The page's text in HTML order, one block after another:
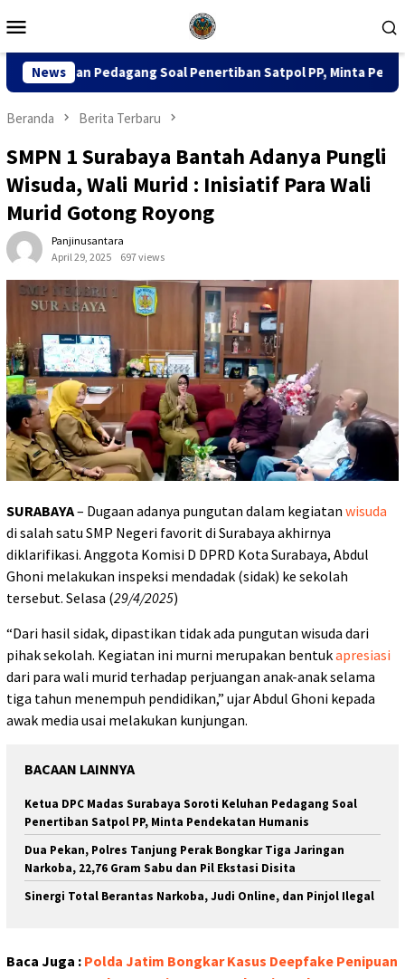
ke
Mobile
News
Soal Penertiban Satpol PP, Minta Pendekatan Humanis
Beranda Berita Terbaru
SMPN 1 Surabaya Bantah Adanya Pungli
Wisuda, Wali Murid : Inisiatif Para Wali
Murid Gotong Royong
Panjinusantara
April 29, 2025
697 views
SURABAYA– Dugaan adanya pungutan dalam kegiatan wisuda
di salah satu SMP Negeri favorit di Surabaya akhirnya
diklarifikasi. Anggota Komisi D DPRD Kota Surabaya, Abdul
Ghoni melakukan inspeksi mendadak (sidak) ke sekolah
tersebut. Selasa (29/4/2025)
“Dari hasil sidak, dipastikan tidak ada pungutan wisuda dari
pihak sekolah. Kegiatan ini murni merupakan bentukapresiasi
dari para wali murid terhadap perjuangan anak-anak selama
tiga tahun menempuh pendidikan,” ujar Abdul Ghoni kepada
awak media usai melakukan kunjungan.
BACAAN LAINNYA
Ketua DPC Madas Surabaya Soroti Keluhan Pedagang Soal
Penertiban Satpol PP, Minta Pendekatan Humanis
Dua Pekan, Polres Tanjung Perak Bongkar Tiga Jaringan
Narkoba, 22,76 Gram Sabu dan Pil Ekstasi Disita
Sinergi Total Berantas Narkoba, Judi Online, dan Pinjol Ilegal
Baca Juga : Polda Jatim Bongkar Kasus Deepfake Penipuan